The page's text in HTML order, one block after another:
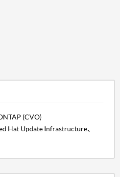
(CVO)
Hat Update Infrastructure、